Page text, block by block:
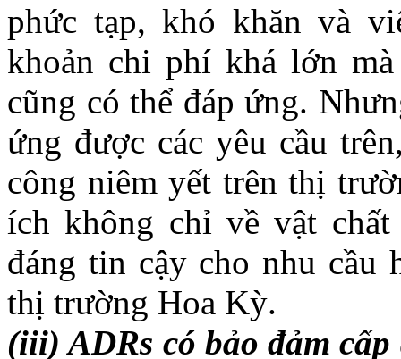
phức tạp, khó khăn và
khoản chi phí khá lớn
cũng có thể đáp ứng.
ứng được các yêu cầu
công niêm yết trên thị
ích không chỉ về vật
đáng tin cậy cho nhu
thị trường Hoa Kỳ.
(iii) ADRs có bảo đảm